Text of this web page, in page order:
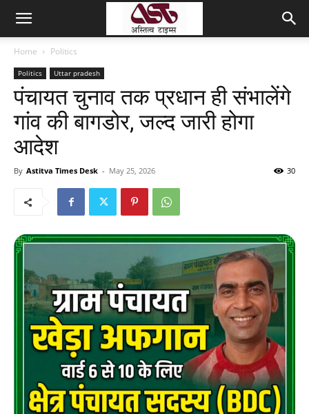
Home Politics
Politics Uttar pradesh
पंचायत चुनाव तक प्रधान ही संभालेंगे
गांव की बागडोर, जल्द जारी होगा
आदेश
By Astitva Times Desk - May 25, 2026 30